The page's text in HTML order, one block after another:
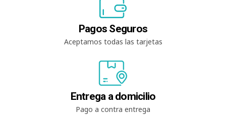
Pagos Seguros
Aceptamos todas las tarjetas
Entrega a domicilio
Pago a contra entrega